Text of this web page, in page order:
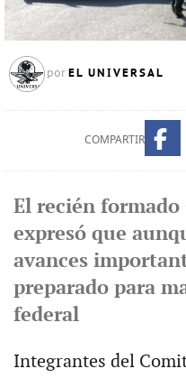
por EL UNIVERSAL
COMPARTIR
El recién
expresó que
avances
preparado para
federal
Integrantes del